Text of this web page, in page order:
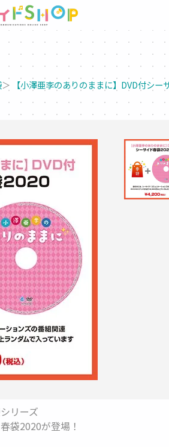
＞ 【小澤亜李のありのままに】DVD付シー
リーズ
袋2020が登場！